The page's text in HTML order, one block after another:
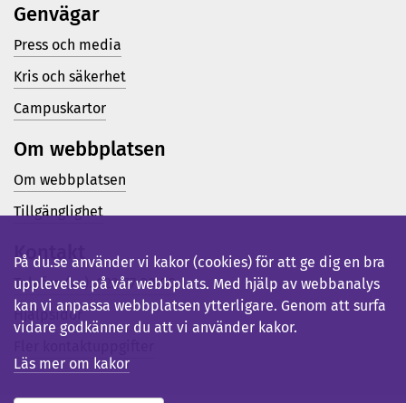
Genvägar
Press och media
Kris och säkerhet
Campuskartor
Om webbplatsen
Om webbplatsen
Tillgänglighet
Kontakt
Telefon (vx): 023-77 80 00
Hjälpsidor
På du.se använder vi kakor (cookies) för att ge dig en bra
upplevelse på vår webbplats. Med hjälp av webbanalys
kan vi anpassa webbplatsen ytterligare. Genom att surfa
vidare godkänner du att vi använder kakor.
Läs mer om kakor